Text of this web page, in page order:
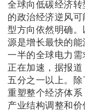
全球向低碳经济
的政治经济逆风
型方向依然明确
源是增长最快的能
一半的全球电力需
正在加速，据报
五分之一以上。
重塑整个经济体系
产业结构调整和